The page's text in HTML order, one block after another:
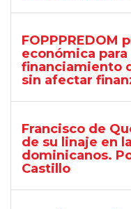
FOPPPREDOM
económica
financiamiento
sin afectar
Francisco de
de su linaje en
dominicanos.
Castillo